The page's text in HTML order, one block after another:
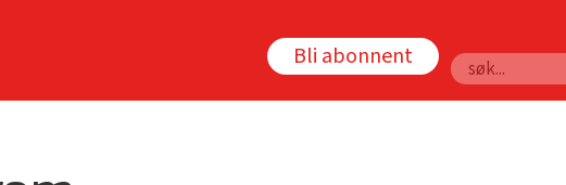
Bli abonnent
Søk